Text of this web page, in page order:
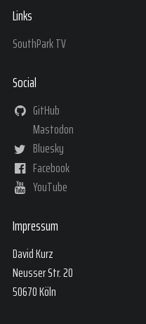
Links
SouthPark TV
Social
GitHub
Mastodon
Bluesky
Facebook
YouTube
Impressum
David Kurz
Neusser Str. 20
50670 Köln